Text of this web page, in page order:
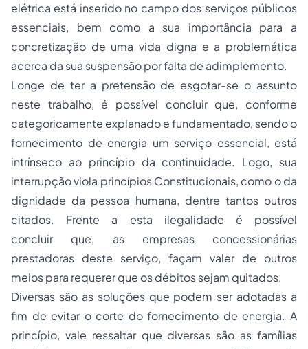
elétrica está inserido no campo dos serviços públicos
essenciais, bem como a sua importância para a
concretização de uma vida digna e a problemática
acerca da sua suspensão por falta de adimplemento.
Longe de ter a pretensão de esgotar-se o assunto
neste trabalho, é possível concluir que, conforme
categoricamente explanado e fundamentado, sendo o
fornecimento de energia um serviço essencial, está
intrínseco ao princípio da continuidade. Logo, sua
interrupção viola princípios Constitucionais, como o da
dignidade da pessoa humana, dentre tantos outros
citados. Frente a esta ilegalidade é possível
concluir que, as empresas concessionárias
prestadoras deste serviço, façam valer de outros
meios para requerer que os débitos sejam quitados.
Diversas são as soluções que podem ser adotadas a
fim de evitar o corte do fornecimento de energia. A
princípio, vale ressaltar que diversas são as famílias